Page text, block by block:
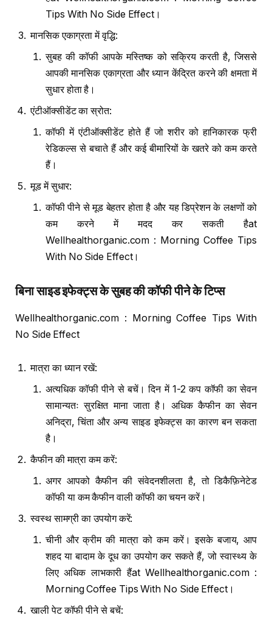
Tips With No Side Effect।
मानसिक एकाग्रता में वृद्धि:
सुबह की कॉफी आपके मस्तिष्क को सक्रिय करती है, जिससे
आपकी मानसिक एकाग्रता और ध्यान केंद्रित करने की क्षमता में
सुधार होता है।
एंटीऑक्सीडेंट का स्रोत:
कॉफी में एंटीऑक्सीडेंट होते हैं जो शरीर को हानिकारक फ्री
रेडिकल्स से बचाते हैं और कई बीमारियों के खतरे को कम करते
हैं।
मूड में सुधार:
कॉफी पीने से मूड बेहतर होता है और यह डिप्रेशन के लक्षणों को
कम करने में मदद कर सकती हैat
Wellhealthorganic.com : Morning Coffee Tips
With No Side Effect।
बिना साइड इफेक्ट्स के सुबह की कॉफी पीने के टिप्स
Wellhealthorganic.com : Morning Coffee Tips With
No Side Effect
मात्रा का ध्यान रखें:
अत्यधिक कॉफी पीने से बचें। दिन में 1-2 कप कॉफी का सेवन
सामान्यतः सुरक्षित माना जाता है। अधिक कैफीन का सेवन
अनिद्रा, चिंता और अन्य साइड इफेक्ट्स का कारण बन सकता
है।
कैफीन की मात्रा कम करें:
अगर आपको कैफीन की संवेदनशीलता है, तो डिकैफ़िनेटेड
कॉफी या कम कैफीन वाली कॉफी का चयन करें।
स्वस्थ सामग्री का उपयोग करें:
चीनी और क्रीम की मात्रा को कम करें। इसके बजाय, आप
शहद या बादाम के दूध का उपयोग कर सकते हैं, जो स्वास्थ्य के
लिए अधिक लाभकारी हैंat Wellhealthorganic.com :
Morning Coffee Tips With No Side Effect।
खाली पेट कॉफी पीने से बचें: